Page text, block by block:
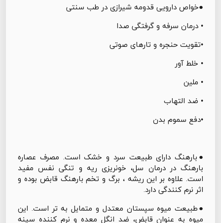
●خواص دارویی قدومه شیرازی در طب سنتی
• درمان سرفه و گرفتگی صدا
•تقویت حنجره و تارهای صوتی
• خلط آور
• ملين
• ضد التهاب
•دفع سموم بدن
●بارهنگ دارای طبیعت سرد و خشک است. مصرف عصاره
بارهنگ در درمان سل، خونریزی ریه و تنگی نفس مفید
است. علاوه بر این ریشه ، برگ و تخم بارهنگ قابض بوده و
اثر نرم کنندگی دارد.
●طبیعت میوه سپستان معتدل و متمایل به تر است. این
میوه به عنوان قابض، ضد انگل معده و نرم کننده سینه